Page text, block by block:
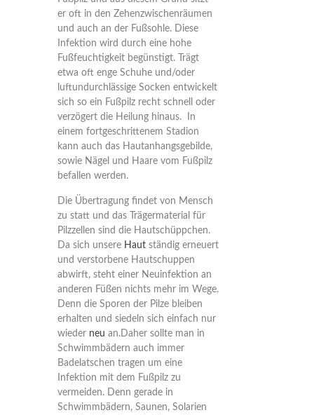
er oft in den Zehenzwischenräumen
und auch an der Fußsohle. Diese
Infektion wird durch eine hohe
Fußfeuchtigkeit begünstigt. Trägt
etwa oft enge Schuhe und/oder
luftundurchlässige Socken entwickelt
sich so ein Fußpilz recht schnell oder
verzögert die Heilung hinaus. In
einem fortgeschrittenem Stadion
kann auch das Hautanhangsgebilde,
sowie Nägel und Haare vom Fußpilz
befallen werden.
Die Übertragung findet von Mensch
zu statt und das Trägermaterial für
Pilzzellen sind die Hautschüppchen.
Da sich unsere Hautständig erneuert
und verstorbene Hautschuppen
abwirft, steht einer Neuinfektion an
anderen Füßen nichts mehr im Wege.
Denn die Sporen der Pilze bleiben
erhalten und siedeln sich einfach nur
wieder neu an.Daher sollte man in
Schwimmbädern auch immer
Badelatschen tragen um eine
Infektion mit dem Fußpilz zu
vermeiden. Denn gerade in
Schwimmbädern, Saunen, Solarien